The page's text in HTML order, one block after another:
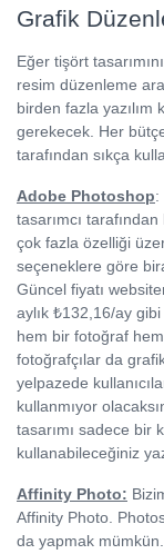
Grafik
Eğer tişört
resim düzenleme
birden fazla yazılım
gerekecek. Her
tarafından sıkça
Adobe Photoshop:
tasarımcı
çok fazla özelliği
seçeneklere göre
Güncel fiyatı
aylık ₺132,16/ay
hem bir fotoğraf
fotoğrafçılar da
yelpazede
kullanmıyor
tasarımı sadece bir
kullanabileceğiniz
Affinity Photo:
Affinity Photo.
da yapmak